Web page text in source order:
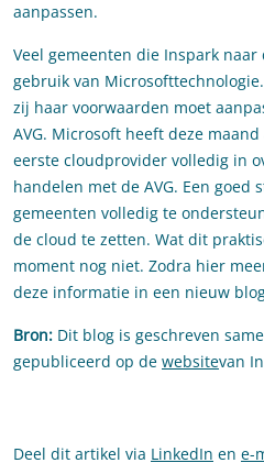
aanpassen.
Veel gemeenten die Inspark
gebruik van
zij haar voorwaarden moet
AVG. Microsoft heeft deze
eerste cloudprovider volledig in
handelen met de AVG. Een goed
gemeenten volledig te
de cloud te zetten. Wat dit
moment nog niet. Zodra hier
deze informatie in een nieuw
Bron: Dit blog is geschreven
gepubliceerd op de websitevan
Deel dit artikel via LinkedIn en e-